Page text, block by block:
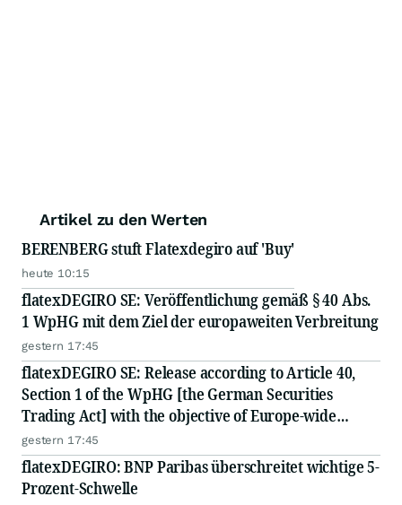
Artikel zu den Werten
BERENBERG stuft Flatexdegiro auf 'Buy'
heute 10:15
flatexDEGIRO SE: Veröffentlichung gemäß § 40 Abs.
1 WpHG mit dem Ziel der europaweiten Verbreitung
gestern 17:45
flatexDEGIRO SE: Release according to Article 40,
Section 1 of the WpHG [the German Securities
Trading Act] with the objective of Europe-wide
distribution
gestern 17:45
flatexDEGIRO: BNP Paribas überschreitet wichtige 5-
Prozent-Schwelle